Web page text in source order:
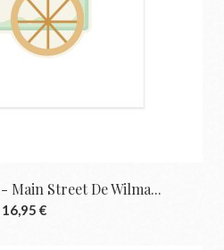
Main Street De Wilma...
16,95 €